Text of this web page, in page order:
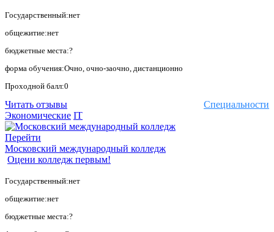
Государственный:нет
общежитие:нет
бюджетные места:?
форма обучения:Очно, очно-заочно, дистанционно
Проходной балл:0
Специальности
Читать отзывы
Экономические IT
Перейти
Московский международный колледж
Оцени колледж первым!
Государственный:нет
общежитие:нет
бюджетные места:?